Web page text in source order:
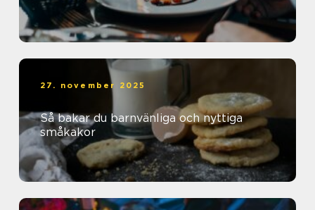
27. november 2025
Så bakar du barnvänliga och nyttiga
småkakor